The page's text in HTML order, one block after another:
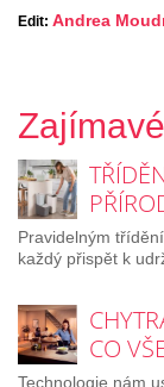
Edit: Andrea
Zajímavé
Pravidelným
každý přispět k
CO
Technologie nám